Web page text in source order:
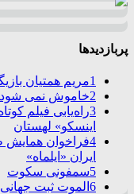
پربازدیدها
1مریم همتیان
2خاموش نمی شود
3راه‌یابی فیلم
اینسکو» لهستان
4فراخوان همایش
ایران «ایلماه»
5سمفونی سکوت
6 الموت ثبت